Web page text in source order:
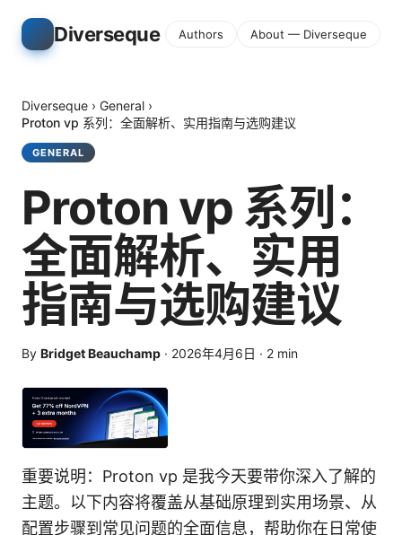
Diverseque Authors About — Diverseque
Diverseque › General ›
Proton vp 系列：全面解析、实用指南与选购建议
GENERAL
Proton vp 系列：
全面解析、实用
指南与选购建议
By Bridget Beauchamp · 2026年4月6日 · 2 min
重要说明：Proton vp 是我今天要带你深入了解的
主题。以下内容将覆盖从基础原理到实用场景、从
配置步骤到常见问题的全面信息，帮助你在日常使